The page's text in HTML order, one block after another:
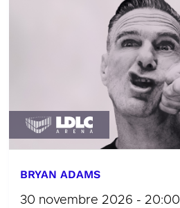
BRYAN ADAMS
30 novembre 2026 - 20:00